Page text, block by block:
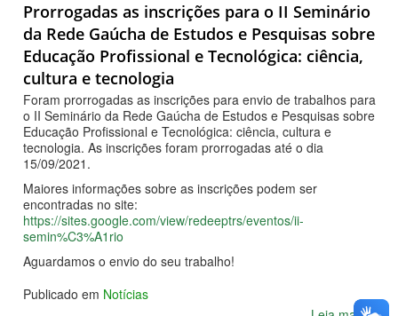
Prorrogadas as inscrições para o II Seminário
da Rede Gaúcha de Estudos e Pesquisas sobre
Educação Profissional e Tecnológica: ciência,
cultura e tecnologia
Foram prorrogadas as inscrições para envio de trabalhos para
o II Seminário da Rede Gaúcha de Estudos e Pesquisas sobre
Educação Profissional e Tecnológica: ciência, cultura e
tecnologia. As inscrições foram prorrogadas até o dia
15/09/2021.
Maiores informações sobre as inscrições podem ser
encontradas no site:
https://sites.google.com/view/redeeptrs/eventos/ii-
semin%C3%A1rio
Aguardamos o envio do seu trabalho!
Publicado em Notícias